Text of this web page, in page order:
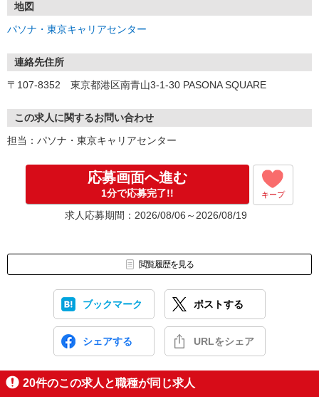
▼イーアイデムから応募
のご連絡
▼お仕事紹介
▼お仕事開始
地図
パソナ・東京キャリアセンター
連絡先住所
〒107-8352 東京都港区南青山3-1-30 PASONA SQUARE
この求人に関するお問い合わせ
担当：パソナ・東京キャリアセンター
応募画面へ進む
1分で応募完了!! キープ
求人応募期間：2026/08/06～2026/08/19
閲覧履歴を見る
ブックマーク ポストする
シェアする URLをシェア
20件のこの求人と職種が同じ求人